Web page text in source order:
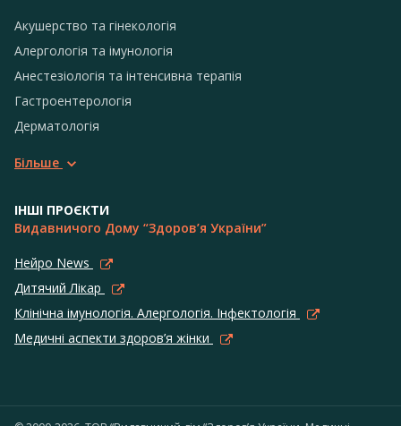
Акушерство та гінекологія
Алергологія та імунологія
Анестезіологія та інтенсивна терапія
Гастроентерологія
Дерматологія
Більше
ІНШІ ПРОЄКТИ
Видавничого Дому “Здоров’я України”
Нейро News
Дитячий Лікар
Клінічна імунологія. Алергологія. Інфектологія
Медичні аспекти здоров’я жінки